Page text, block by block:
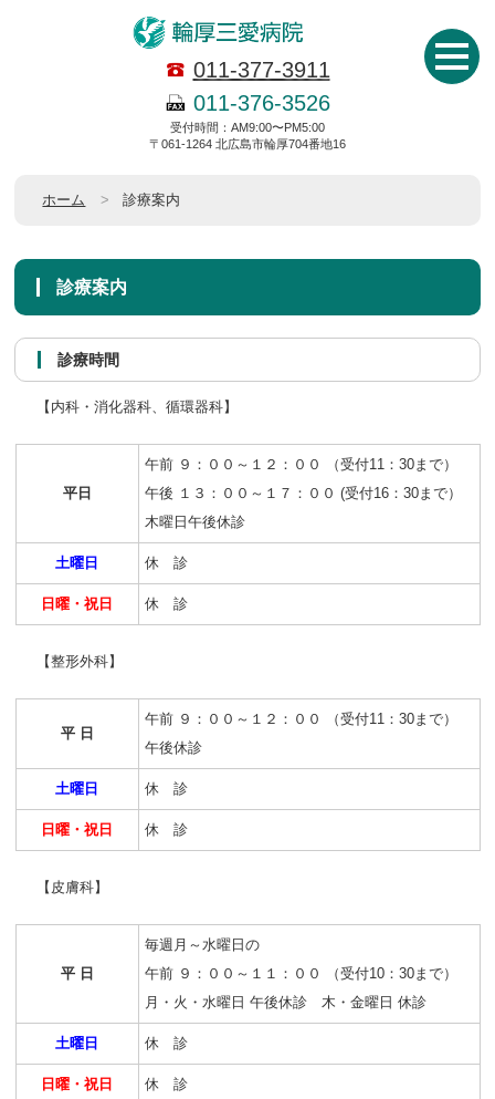
011-377-3911
011-376-3526
受付時間：AM9:00〜PM5:00
〒061-1264 北広島市輪厚704番地16
ホーム 診療案内
診療案内
診療時間
【内科・消化器科、循環器科】
平日
午前 ９：００～１２：００ （受付11：30まで）
午後 １３：００～１７：００ (受付16：30まで）
木曜日午後休診
土曜日 休 診
日曜・祝日 休 診
【整形外科】
平 日
午前 ９：００～１２：００ （受付11：30まで）
午後休診
土曜日 休 診
日曜・祝日 休 診
【皮膚科】
平 日
毎週月～水曜日の
午前 ９：００～１１：００ （受付10：30まで）
月・火・水曜日 午後休診 木・金曜日 休診
土曜日 休 診
日曜・祝日 休 診